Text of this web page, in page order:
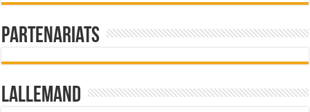
Partenariats
Lallemand